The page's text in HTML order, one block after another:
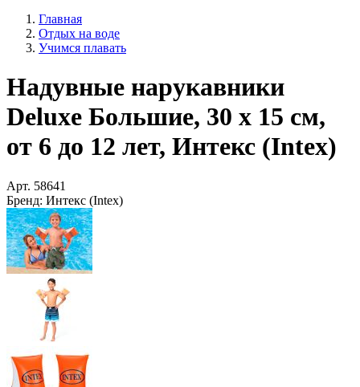
Главная
Отдых на воде
Учимся плавать
Надувные нарукавники
Deluxe Большие, 30 х 15 см,
от 6 до 12 лет, Интекс (Intex)
Арт. 58641
Бренд: Интекс (Intex)